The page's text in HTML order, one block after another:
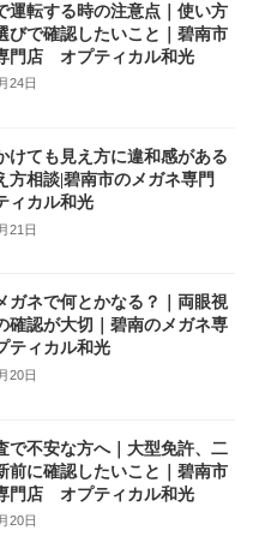
運転する時の注意点｜使い方
びで確認したいこと｜碧南市
門店 オプティカル和光
24日
けても見え方に違和感がある
方相談|碧南市のメガネ専門
カル和光
21日
ガネで何とかなる？｜両眼視
確認が大切｜碧南のメガネ専
ィカル和光
20日
で不安な方へ｜大型免許、二
前に確認したいこと｜碧南市
門店 オプティカル和光
20日